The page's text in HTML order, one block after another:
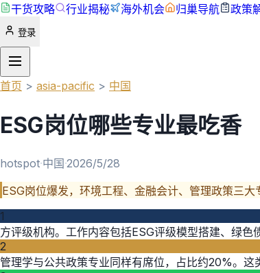
干货攻略
行业揭秘 海外机会 归巢导航 政策
登录
首页 > asia-pacific > 中国
ESG岗位哪些专业最吃香
hotspot·中国·2026/5/28
ESG岗位爆发，环境工程、金融会计、管理政策三
1
方评级机构。工作内容包括ESG评级模型搭建、绿色
2
管理学与公共政策专业同样有席位，占比约20%。这